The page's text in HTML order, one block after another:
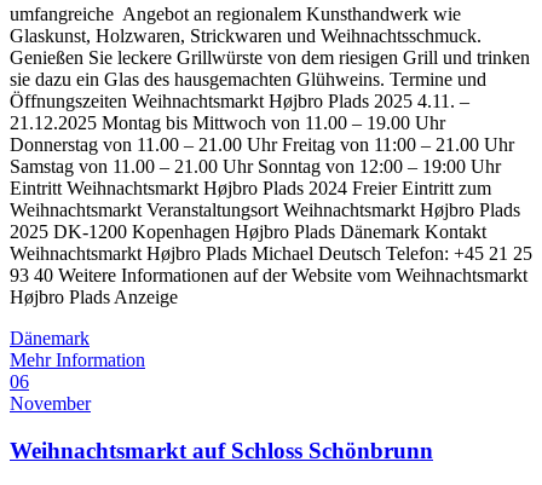
umfangreiche Angebot an regionalem Kunsthandwerk wie
Glaskunst, Holzwaren, Strickwaren und Weihnachtsschmuck.
Genießen Sie leckere Grillwürste von dem riesigen Grill und trinken
sie dazu ein Glas des hausgemachten Glühweins. Termine und
Öffnungszeiten Weihnachtsmarkt Højbro Plads 2025 4.11. –
21.12.2025 Montag bis Mittwoch von 11.00 – 19.00 Uhr
Donnerstag von 11.00 – 21.00 Uhr Freitag von 11:00 – 21.00 Uhr
Samstag von 11.00 – 21.00 Uhr Sonntag von 12:00 – 19:00 Uhr
Eintritt Weihnachtsmarkt Højbro Plads 2024 Freier Eintritt zum
Weihnachtsmarkt Veranstaltungsort Weihnachtsmarkt Højbro Plads
2025 DK-1200 Kopenhagen Højbro Plads Dänemark Kontakt
Weihnachtsmarkt Højbro Plads Michael Deutsch Telefon: +45 21 25
93 40 Weitere Informationen auf der Website vom Weihnachtsmarkt
Højbro Plads Anzeige
Dänemark
Mehr Information
06
November
Weihnachtsmarkt auf Schloss Schönbrunn